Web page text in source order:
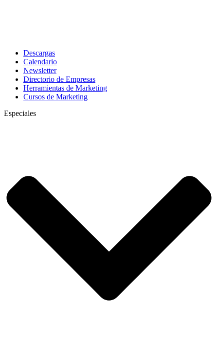
Descargas
Calendario
Newsletter
Directorio de Empresas
Herramientas de Marketing
Cursos de Marketing
Especiales